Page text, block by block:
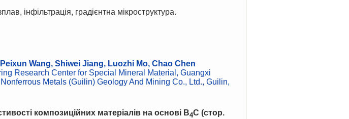
інфільтрація, градієнтна мікроструктура.
Wang, Shiwei Jiang, Luozhi Mo, Chao Chen
Research Center for Special Mineral Material, Guangxi
Metals (Guilin) Geology And Mining Co., Ltd., Guilin,
композиційних матеріалів на основі B4C (стор.